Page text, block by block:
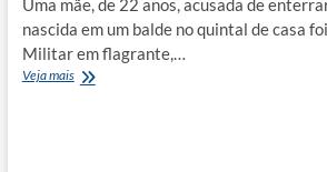
Uma mãe, de 22 anos, acusada de
nascida em um balde no quintal de casa
Militar em flagrante,…
Veja maisApós